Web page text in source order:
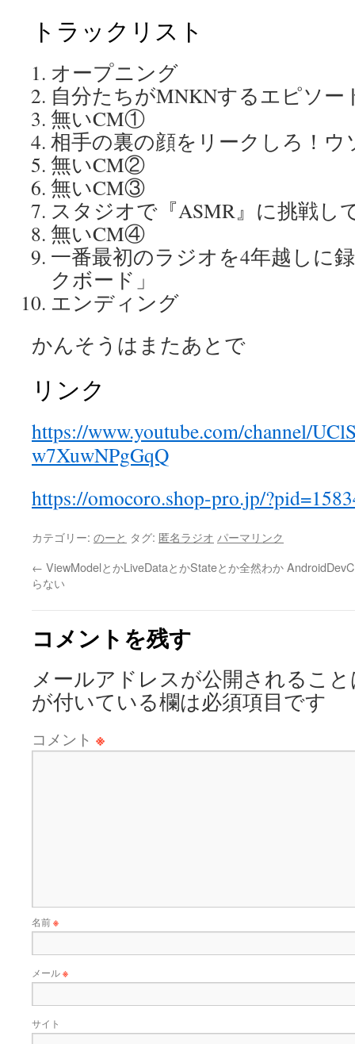
トラックリスト
オープニング
自分たちがMNKNするエピソ
無いCM①
相手の裏の顔をリークしろ！ウ
無いCM②
無いCM③
スタジオで『ASMR』に挑戦し
無いCM④
一番最初のラジオを4年越しに
クボード」
エンディング
かんそうはまたあとで
リンク
https://www.youtube.com/channel/
w7XuwNPgGqQ
https://omocoro.shop-pro.jp/
カテゴリー: のーと タグ: 匿名ラジオ パーマリンク
← ViewModelとかLiveDataとかStateとか全然わか
らない
コメントを残す
メールアドレスが公開されるこ
が付いている欄は必須項目です
コメント ※
名前※
メール※
サイト